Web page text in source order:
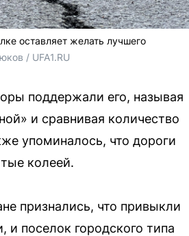
оставляет желать лучшего
/ UFA1.RU
поддержали его, называя
и сравнивая количество
упоминалось, что дороги
колеей.
признались, что привыкли
и поселок городского типа